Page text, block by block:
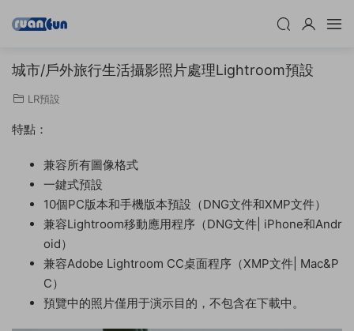
城市/戶外旅行生活攝影照片處理Lightroom預設
LR預設
特點：
兼容所有圖像格式
一鍵式預設
10個PC版本和手機版本預設（DNG文件和XMP文件）
兼容Lightroom移動應用程序（DNG文件| iPhone和Andr
oid）
兼容Adobe Lightroom CC桌面程序（XMP文件| Mac&P
C）
預覽中的照片僅用于演示目的，不包含在下載中。